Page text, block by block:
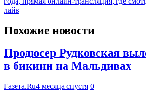
лайв
Похожие новости
Продюсер Рудковская
в бикини на Мальдивах
Газета.Ru4 месяца спустя 0